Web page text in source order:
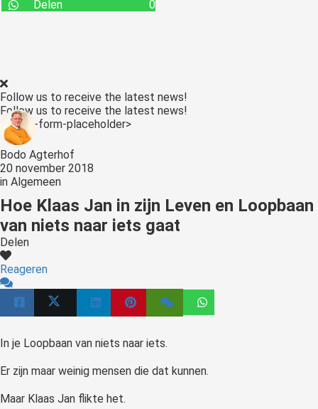
Delen
0
Follow us to receive the latest news!
Follow us to receive the latest news!
<:optin-form-placeholder>
Bodo Agterhof
20 november 2018
in Algemeen
Hoe Klaas Jan in zijn Leven en Loopbaan
van niets naar iets gaat
Delen
Reageren
In je Loopbaan van niets naar iets.
Er zijn maar weinig mensen die dat kunnen.
Maar Klaas Jan flikte het.
kan de
worden
om
te
over
op
gebruikt
te
Hierdoor